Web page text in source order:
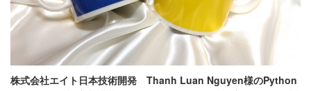
株式会社エイト日本技術開発 Thanh Luan Nguyen様のPython